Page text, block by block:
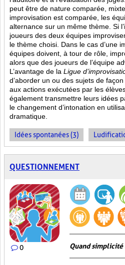
peut être de nature comparée,
improvisation est comparée, les
alternance sur un même thème. Si
joueurs des deux équipes
le thème choisi. Dans le cas d’une
équipes doivent, à tour de rôle,
alors que des joueurs de l’équipe
L’avantage de la Ligue
d’aborder un ou des sujets de
aux actions exécutées par les
également transmettre leurs idées
le changement d’intonation en
dramatique.
Idées spontanées (3)
QUESTIONNEMENT
0 Quand